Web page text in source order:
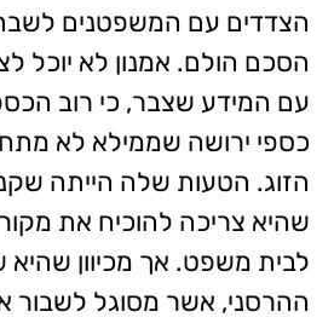
הצדדים עם המשפטנים
הסכם הולם. אמנון לא יוכל
עם המידע שצבר, כי רוב
כספי ירושה שממילא לא
הזוג. הטעות שלה הייתה
שהיא צריכה להוכיח את
לבית משפט. אך מכיוון שהיא
ההרסני, אשר מסוגל לשבור